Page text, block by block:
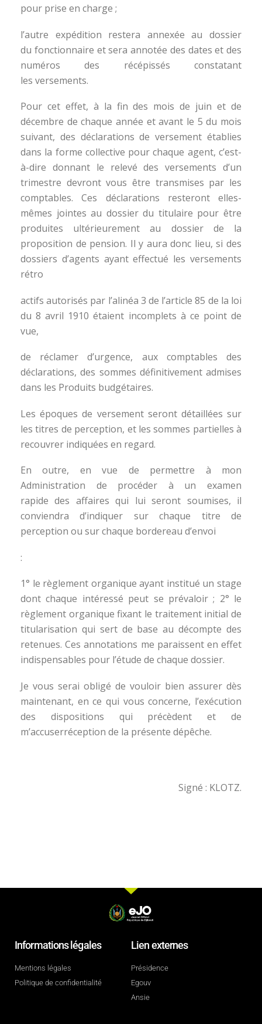
pour prise en charge ;
l’autre expédition restera annexée au dossier
du fonctionnaire et sera annotée des dates et des
numéros des récépissés constatant
les versements.
Pour cet effet, à la fin des mois de juin et de
décembre de chaque année et avant le 5 du mois
suivant, des déclarations de versement établies
dans la forme collective pour chaque agent, c’est-
à-dire donnant le relevé des versements d’un
trimestre devront vous être transmises par les
comptables. Ces déclarations resteront elles-
mêmes jointes au dossier du titulaire pour être
produites ultérieurement au dossier de la
proposition de pension. Il y aura donc lieu, si des
dossiers d’agents ayant effectué les versements
rétro
actifs autorisés par l’alinéa 3 de l’article 85 de la loi
du 8 avril 1910 étaient incomplets à ce point de
vue,
de réclamer d’urgence, aux comptables des
déclarations, des sommes définitivement admises
dans les Produits budgétaires.
Les époques de versement seront détaillées sur
les titres de perception, et les sommes partielles à
recouvrer indiquées en regard.
En outre, en vue de permettre à mon
Administration de procéder à un examen
rapide des affaires qui lui seront soumises, il
conviendra d’indiquer sur chaque titre de
perception ou sur chaque bordereau d’envoi
:
1° le règlement organique ayant institué un stage
dont chaque intéressé peut se prévaloir ; 2° le
règlement organique fixant le traitement initial de
titularisation qui sert de base au décompte des
retenues. Ces annotations me paraissent en effet
indispensables pour l’étude de chaque dossier.
Je vous serai obligé de vouloir bien assurer dès
maintenant, en ce qui vous concerne, l’exécution
des dispositions qui précèdent et de
m’accuserréception de la présente dépêche.
Signé : KLOTZ.
Informations légales
Mentions légales
Politique de confidentialité
Lien externes
Présidence
Egouv
Ansie